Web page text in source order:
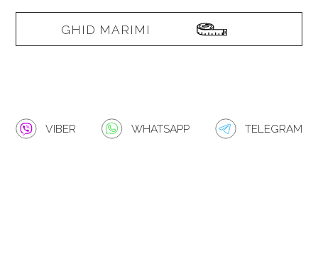
GHID MARIMI
VIBER WHATSAPP TELEGRAM